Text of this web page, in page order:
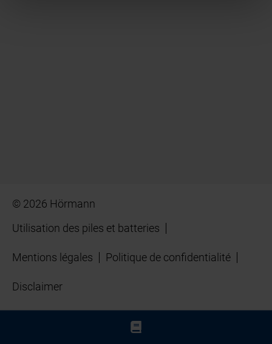
© 2026 Hörmann
Utilisation des piles et batteries
Mentions légales Politique de confidentialité
Disclaimer